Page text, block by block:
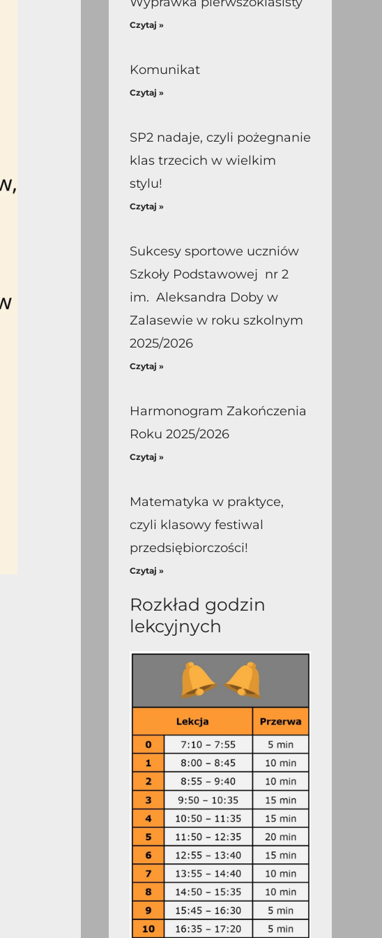
Czytaj »
Komunikat
Czytaj »
SP2 nadaje, czyli pożegnanie
klas trzecich w wielkim
stylu!
Czytaj »
Sukcesy sportowe uczniów
Szkoły Podstawowej nr 2
im. Aleksandra Doby w
Zalasewie w roku szkolnym
2025/2026
Czytaj »
Harmonogram Zakończenia
Roku 2025/2026
Czytaj »
Matematyka w praktyce,
czyli klasowy festiwal
przedsiębiorczości!
Czytaj »
Rozkład godzin
lekcyjnych